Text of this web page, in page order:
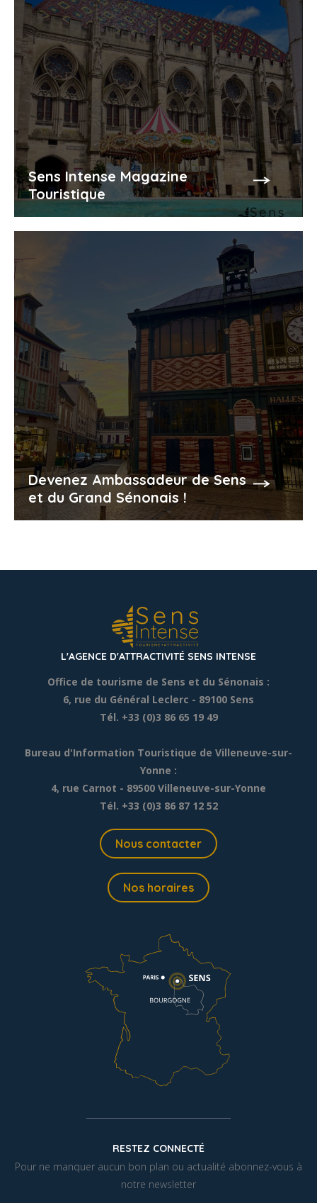
Sens Intense Magazine
Touristique
Devenez Ambassadeur de Sens
et du Grand Sénonais !
L'AGENCE D'ATTRACTIVITÉ SENS INTENSE
Office de tourisme de Sens et du Sénonais :
6, rue du Général Leclerc - 89100 Sens
Tél. +33 (0)3 86 65 19 49
Bureau d'Information Touristique de Villeneuve-sur-
Yonne :
4, rue Carnot - 89500 Villeneuve-sur-Yonne
Tél. +33 (0)3 86 87 12 52
Nous contacter
Nos horaires
RESTEZ CONNECTÉ
Pour ne manquer aucun bon plan ou actualité abonnez-vous à
notre newsletter